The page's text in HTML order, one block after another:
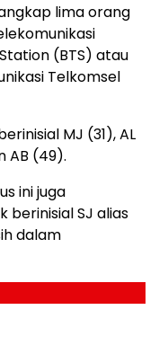
lima orang
(BTS) atau
Telkomsel
MJ (31), AL
AB (49).
ini juga
berinisial SJ alias
dalam